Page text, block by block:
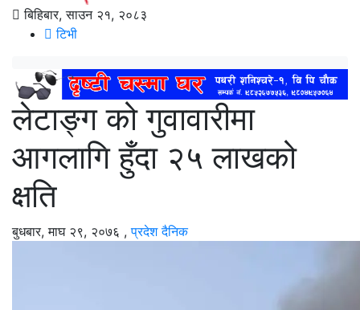
बिहिबार, साउन २१, २०८३
टिभी
लेटाङ्ग को गुवावारीमा
आगलागि हुँदा २५ लाखको
क्षति
बुधबार, माघ २९, २०७६ ,प्रदेश दैनिक